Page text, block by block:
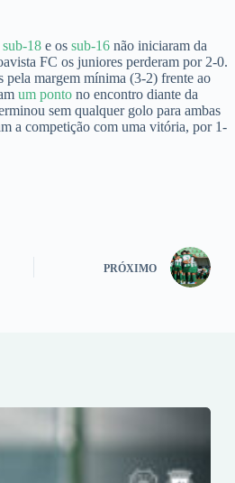
sub-18 e os sub-16 não iniciaram da
FC os juniores perderam por 2-0.
pela margem mínima (3-2) frente ao
um ponto no encontro diante da
sem qualquer golo para ambas
a competição com uma vitória, por 1-
PRÓXIMO